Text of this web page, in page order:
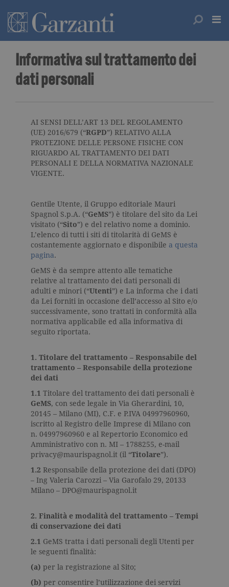
Informativa sul trattamento dei
dati personali
AI SENSI DELL’ART 13 DEL REGOLAMENTO
(UE) 2016/679 (“RGPD”) RELATIVO ALLA
PROTEZIONE DELLE PERSONE FISICHE CON
RIGUARDO AL TRATTAMENTO DEI DATI
PERSONALI E DELLA NORMATIVA NAZIONALE
VIGENTE.
Gentile Utente, il Gruppo editoriale Mauri
Spagnol S.p.A. (“GeMS”) è titolare del sito da Lei
visitato (“Sito”) e del relativo nome a dominio.
L’elenco di tutti i siti di titolarità di GeMS è
costantemente aggiornato e disponibile a questa
pagina.
GeMS è da sempre attento alle tematiche
relative al trattamento dei dati personali di
adulti e minori (“Utenti”) e La informa che i dati
da Lei forniti in occasione dell’accesso al Sito e/o
successivamente, sono trattati in conformità alla
normativa applicabile ed alla informativa di
seguito riportata.
1. Titolare del trattamento – Responsabile del
trattamento – Responsabile della protezione
dei dati
1.1 Titolare del trattamento dei dati personali è
GeMS, con sede legale in Via Gherardini, 10,
20145 – Milano (MI), C.F. e P.IVA 04997960960,
iscritto al Registro delle Imprese di Milano con
n. 04997960960 e al Repertorio Economico ed
Amministrativo con n. MI – 1788255, e-mail
privacy@maurispagnol.it (il “Titolare”).
1.2 Responsabile della protezione dei dati (DPO)
– Ing Valeria Carozzi – Via Garofalo 29, 20133
Milano – DPO@maurispagnol.it
2. Finalità e modalità del trattamento – Tempi
di conservazione dei dati
2.1 GeMS tratta i dati personali degli Utenti per
le seguenti finalità:
(a) per la registrazione al Sito;
(b) per consentire l’utilizzazione dei servizi